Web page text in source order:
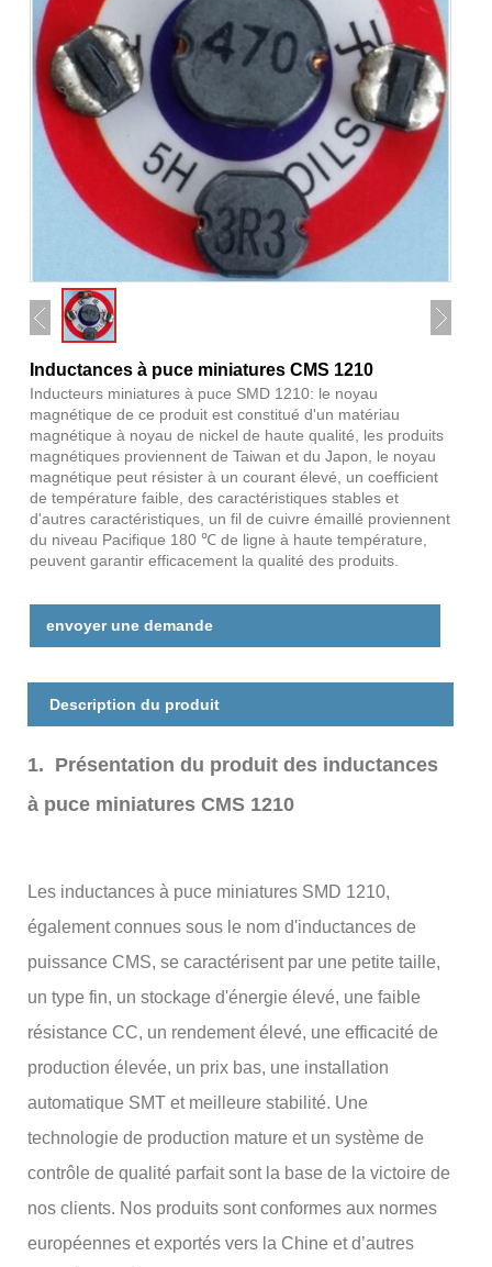
Inductances à puce miniatures CMS 1210
Inducteurs miniatures à puce SMD 1210: le noyau
magnétique de ce produit est constitué d'un matériau
magnétique à noyau de nickel de haute qualité, les produits
magnétiques proviennent de Taiwan et du Japon, le noyau
magnétique peut résister à un courant élevé, un coefficient
de température faible, des caractéristiques stables et
d'autres caractéristiques, un fil de cuivre émaillé proviennent
du niveau Pacifique 180 ℃ de ligne à haute température,
peuvent garantir efficacement la qualité des produits.
envoyer une demande
Description du produit
1. Présentation du produit des inductances
à puce miniatures CMS 1210
Les inductances à puce miniatures SMD 1210,
également connues sous le nom d'inductances de
puissance CMS, se caractérisent par une petite taille,
un type fin, un stockage d'énergie élevé, une faible
résistance CC, un rendement élevé, une efficacité de
production élevée, un prix bas, une installation
automatique SMT et meilleure stabilité. Une
technologie de production mature et un système de
contrôle de qualité parfait sont la base de la victoire de
nos clients. Nos produits sont conformes aux normes
européennes et exportés vers la Chine et d’autres